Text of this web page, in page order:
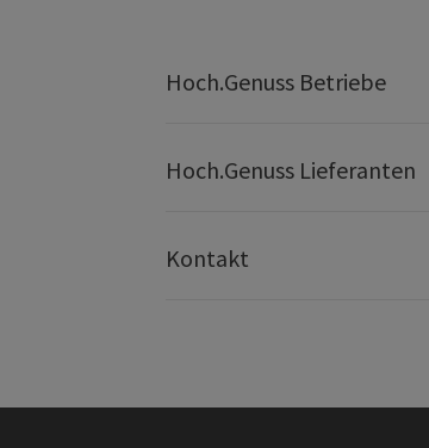
Hoch.Genuss Betriebe
Hoch.Genuss Lieferanten
Kontakt